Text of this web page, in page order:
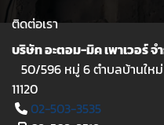
ติดต่อเรา
บริษัท อะตอม-มิค เพาเวอร์ จ
50/596 หมู่ 6 ตำบลบ้านให
11120
02-503-3535